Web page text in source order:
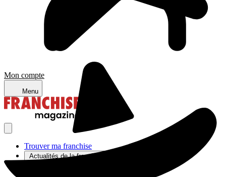
Mon compte
Menu
Trouver ma franchise
Actualités de la franchise